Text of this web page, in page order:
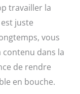
travailler la
juste
vous
contenu dans la
de rendre
en bouche.